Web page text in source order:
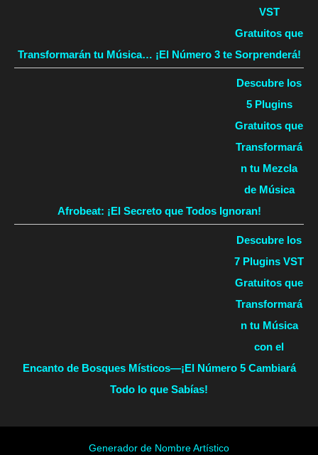
VST
Gratuitos que
Transformarán tu Música… ¡El Número 3 te Sorprenderá!
Descubre los
5 Plugins
Gratuitos que
Transformará
n tu Mezcla
de Música
Afrobeat: ¡El Secreto que Todos Ignoran!
Descubre los
7 Plugins VST
Gratuitos que
Transformará
n tu Música
con el
Encanto de Bosques Místicos—¡El Número 5 Cambiará
Todo lo que Sabías!
Generador de Nombre Artístico